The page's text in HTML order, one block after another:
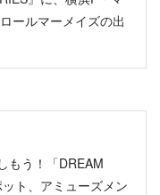
ールマーメイズの出
もう！「DREAM
ト、アミューズメン